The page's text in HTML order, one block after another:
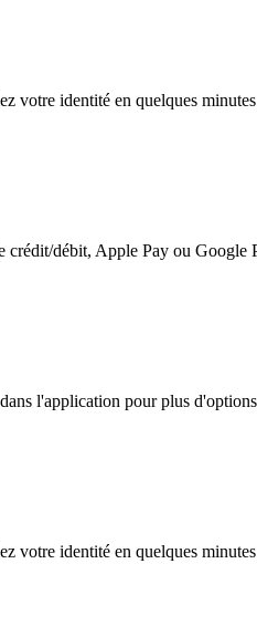
votre identité en quelques
crédit/débit, Apple Pay ou
l'application pour plus
votre identité en quelques